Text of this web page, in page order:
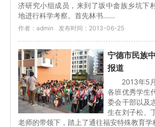
济研究小组成员，来到了坂中畲族乡坑下
地进行科学考察。首先林书...…
作者：admin 发布时间：2013-06-25
宁德市民族
报道
2013年5
各班优秀学生
委会干部以及
生在刘子松、
老师的带领下，踏上了通往福安特殊教育